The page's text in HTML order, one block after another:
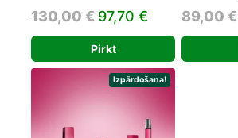
130,00€ Original
price
was:
130,00 €.
97,70 € Current
price
is:
97,70 €.
Pirkt
89,00€
Izpārdošana!